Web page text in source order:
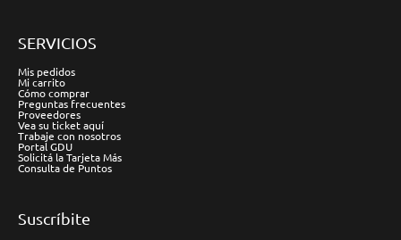
SERVICIOS
Mis pedidos
Mi carrito
Cómo comprar
Preguntas frecuentes
Proveedores
Vea su ticket aquí
Trabaje con nosotros
Portal GDU
Solicitá la Tarjeta Más
Consulta de Puntos
Suscríbite